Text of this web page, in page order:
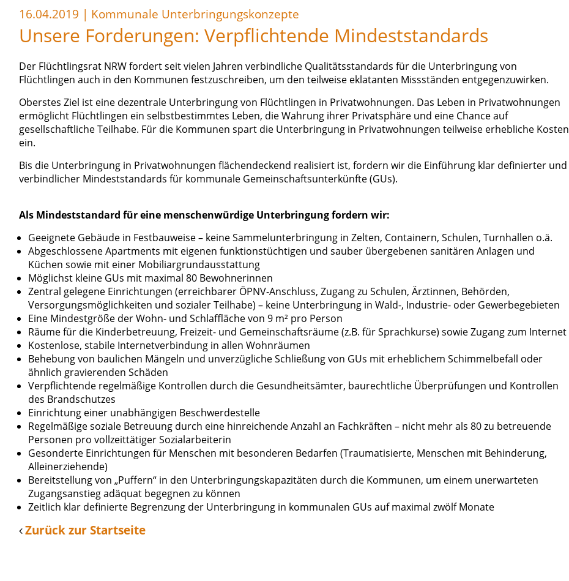
16.04.2019 | Kommunale Unterbringungskonzepte
Unsere Forderungen: Verpflichtende Mindeststandards
Der Flüchtlingsrat NRW fordert seit vielen Jahren verbindliche Qualitätsstandards für die Unterbringung von
Flüchtlingen auch in den Kommunen festzuschreiben, um den teilweise eklatanten Missständen entgegenzuwirken.
Oberstes Ziel ist eine dezentrale Unterbringung von Flüchtlingen in Privatwohnungen. Das Leben in Privatwohnungen
ermöglicht Flüchtlingen ein selbstbestimmtes Leben, die Wahrung ihrer Privatsphäre und eine Chance auf
gesellschaftliche Teilhabe. Für die Kommunen spart die Unterbringung in Privatwohnungen teilweise erhebliche Kosten
ein.
Bis die Unterbringung in Privatwohnungen flächendeckend realisiert ist, fordern wir die Einführung klar definierter und
verbindlicher Mindeststandards für kommunale Gemeinschaftsunterkünfte (GUs).
Als Mindeststandard für eine menschenwürdige Unterbringung fordern wir:
Geeignete Gebäude in Festbauweise – keine Sammelunterbringung in Zelten, Containern, Schulen, Turnhallen o.ä.
Abgeschlossene Apartments mit eigenen funktionstüchtigen und sauber übergebenen sanitären Anlagen und
Küchen sowie mit einer Mobiliargrundausstattung
Möglichst kleine GUs mit maximal 80 Bewohnerinnen
Zentral gelegene Einrichtungen (erreichbarer ÖPNV-Anschluss, Zugang zu Schulen, Ärztinnen, Behörden,
Versorgungsmöglichkeiten und sozialer Teilhabe) – keine Unterbringung in Wald-, Industrie- oder Gewerbegebieten
Eine Mindestgröße der Wohn- und Schlaffläche von 9 m² pro Person
Räume für die Kinderbetreuung, Freizeit- und Gemeinschaftsräume (z.B. für Sprachkurse) sowie Zugang zum Internet
Kostenlose, stabile Internetverbindung in allen Wohnräumen
Behebung von baulichen Mängeln und unverzügliche Schließung von GUs mit erheblichem Schimmelbefall oder
ähnlich gravierenden Schäden
Verpflichtende regelmäßige Kontrollen durch die Gesundheitsämter, baurechtliche Überprüfungen und Kontrollen
des Brandschutzes
Einrichtung einer unabhängigen Beschwerdestelle
Regelmäßige soziale Betreuung durch eine hinreichende Anzahl an Fachkräften – nicht mehr als 80 zu betreuende
Personen pro vollzeittätiger Sozialarbeiterin
Gesonderte Einrichtungen für Menschen mit besonderen Bedarfen (Traumatisierte, Menschen mit Behinderung,
Alleinerziehende)
Bereitstellung von „Puffern“ in den Unterbringungskapazitäten durch die Kommunen, um einem unerwarteten
Zugangsanstieg adäquat begegnen zu können
Zeitlich klar definierte Begrenzung der Unterbringung in kommunalen GUs auf maximal zwölf Monate
Zurück zur Startseite